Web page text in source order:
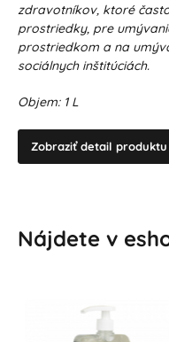
zdravotníkov, ktoré
prostriedky, pre
prostriedkom a na
sociálnych inštitúciách.
Objem: 1 L
Zobraziť detail produktu
Nájdete v